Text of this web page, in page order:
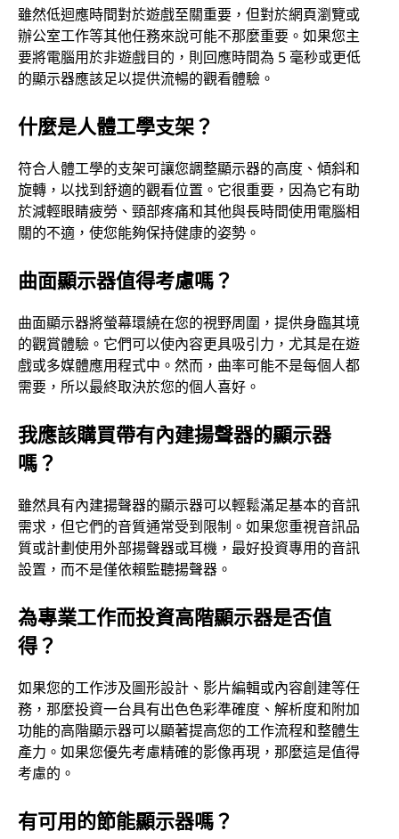
雖然低迴應時間對於遊戲至關重要，但對於網頁瀏覽或
辦公室工作等其他任務來說可能不那麼重要。如果您主
要將電腦用於非遊戲目的，則回應時間為 5 毫秒或更低
的顯示器應該足以提供流暢的觀看體驗。
什麼是人體工學支架？
符合人體工學的支架可讓您調整顯示器的高度、傾斜和
旋轉，以找到舒適的觀看位置。它很重要，因為它有助
於減輕眼睛疲勞、頸部疼痛和其他與長時間使用電腦相
關的不適，使您能夠保持健康的姿勢。
曲面顯示器值得考慮嗎？
曲面顯示器將螢幕環繞在您的視野周圍，提供身臨其境
的觀賞體驗。它們可以使內容更具吸引力，尤其是在遊
戲或多媒體應用程式中。然而，曲率可能不是每個人都
需要，所以最終取決於您的個人喜好。
我應該購買帶有內建揚聲器的顯示器
嗎？
雖然具有內建揚聲器的顯示器可以輕鬆滿足基本的音訊
需求，但它們的音質通常受到限制。如果您重視音訊品
質或計劃使用外部揚聲器或耳機，最好投資專用的音訊
設置，而不是僅依賴監聽揚聲器。
為專業工作而投資高階顯示器是否值
得？
如果您的工作涉及圖形設計、影片編輯或內容創建等任
務，那麼投資一台具有出色色彩準確度、解析度和附加
功能的高階顯示器可以顯著提高您的工作流程和整體生
產力。如果您優先考慮精確的影像再現，那麼這是值得
考慮的。
有可用的節能顯示器嗎？